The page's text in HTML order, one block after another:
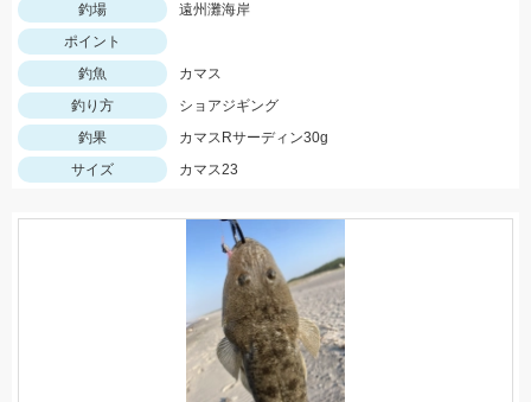
釣場
遠州灘海岸
ポイント
釣魚
カマス
釣り方
ショアジギング
釣果
カマスRサーディン30g
サイズ
カマス23